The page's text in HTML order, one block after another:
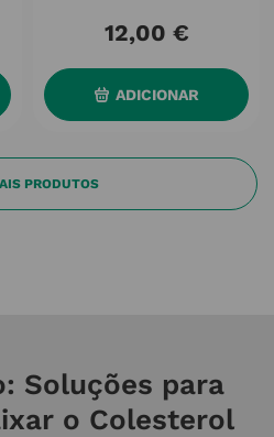
12,00 €
ADICIONAR
Soluções para
o Colesterol